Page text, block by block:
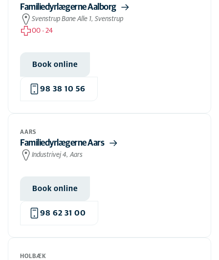
Familiedyrlægerne Aalborg
Svenstrup Bane Alle 1, Svenstrup
00 - 24
Book online
98 38 10 56
AARS
Familiedyrlægerne Aars
Industrivej 4, Aars
Book online
98 62 31 00
HOLBÆK